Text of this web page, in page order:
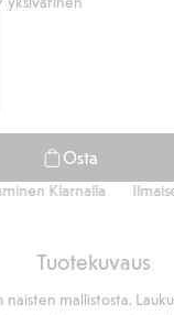
Osta
Klarnalla
Tuotekuvaus
naisten mallistosta.